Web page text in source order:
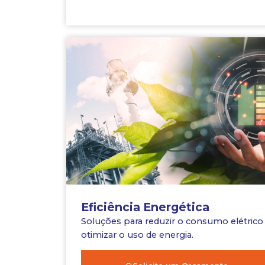
Eficiência Energética
Soluções para reduzir o consumo elétrico
otimizar o uso de energia.